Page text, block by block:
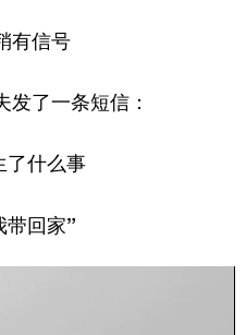
有信号
了一条短信：
了什么事
带回家”